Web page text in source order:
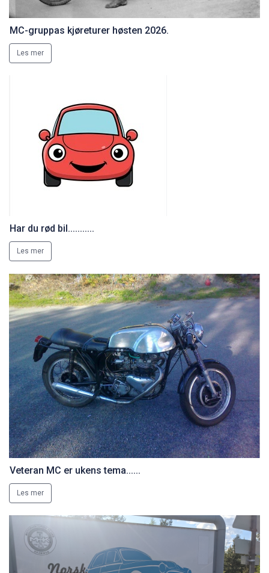
MC-gruppas kjøreturer høsten 2026.
Les mer
Har du rød bil...........
Les mer
Veteran MC er ukens tema......
Les mer